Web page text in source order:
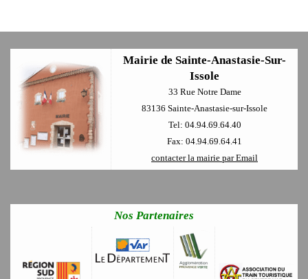
Mairie de Sainte-Anastasie-Sur-
Issole
33 Rue Notre Dame
83136 Sainte-Anastasie-sur-Issole
Tel: 04.94.69.64.40
Fax: 04.94.69.64.41
contacter la mairie par Email
Nos Partenaires